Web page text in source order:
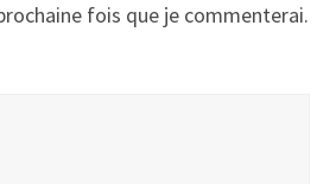
fois que je commenterai.